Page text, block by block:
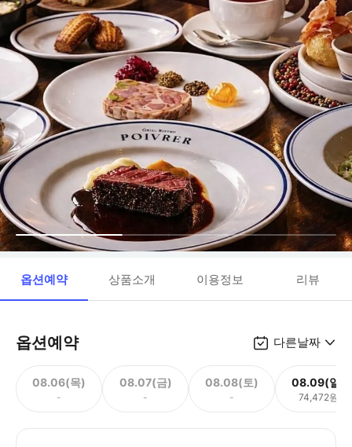
옵션예약 상품소개 이용정보 리뷰
옵션예약 다른날짜
08.06(목)
-
08.07(금)
-
08.08(토)
-
08.09(일)
74,472원